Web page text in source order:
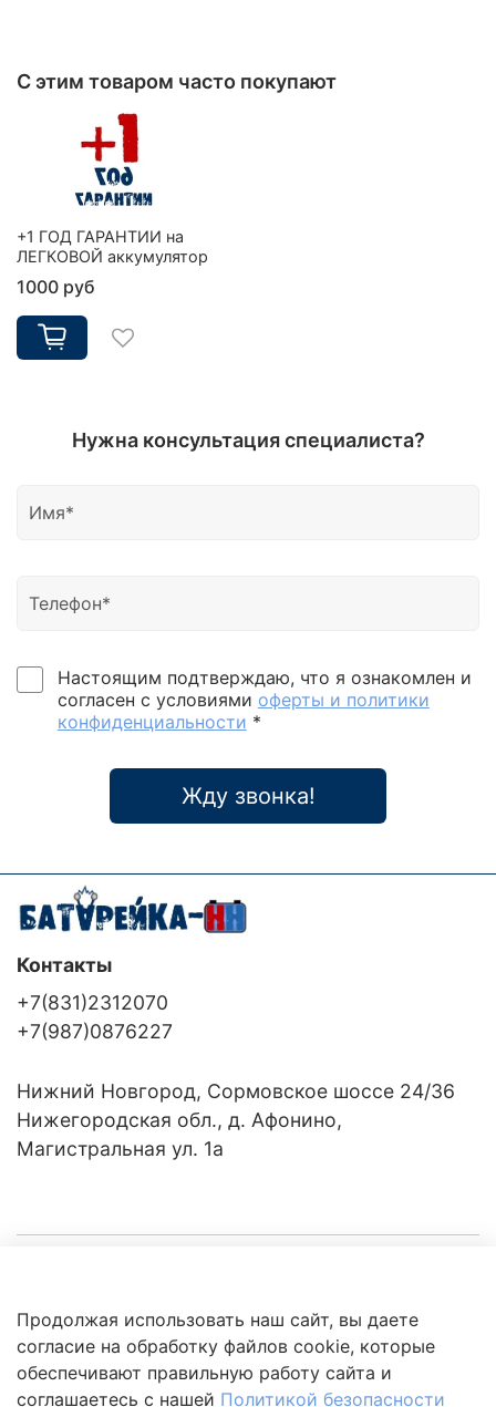
С этим товаром часто покупают
+1 ГОД ГАРАНТИИ на
ЛЕГКОВОЙ аккумулятор
1000 руб
Нужна консультация специалиста?
Настоящим подтверждаю, что я ознакомлен и
согласен с условиями оферты и политики
конфиденциальности *
Жду звонка!
Клиентам
Это интересно
Контакты
+7(831)2312070
+7(987)0876227
Нижний Новгород, Сормовское шоссе 24/36
Нижегородская обл., д. Афонино,
Магистральная ул. 1а
Продолжая использовать наш сайт, вы даете
согласие на обработку файлов cookie, которые
обеспечивают правильную работу сайта и
соглашаетесь с нашей Политикой безопасности
обработки